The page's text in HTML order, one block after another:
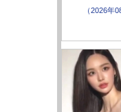
（2026年